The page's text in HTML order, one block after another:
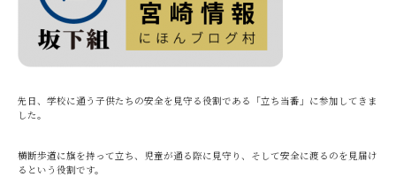
先日、学校に通う子供たちの安全を見守る役割である「立ち当番」に参加してきま
した。
横断歩道に旗を持って立ち、児童が通る際に見守り、そして安全に渡るのを見届け
るという役割です。